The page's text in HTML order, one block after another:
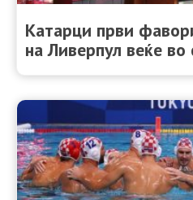
Катарци први
на Ливерпул веќе